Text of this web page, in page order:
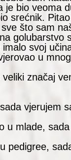
je bio veoma
srećnik.
što sam
golubarstvo
svoj
u
značaj
vjerujem
u mlade,
pedigree,